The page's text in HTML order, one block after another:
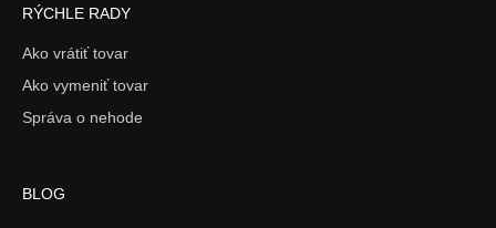
RÝCHLE RADY
Ako vrátiť tovar
Ako vymeniť tovar
Správa o nehode
BLOG